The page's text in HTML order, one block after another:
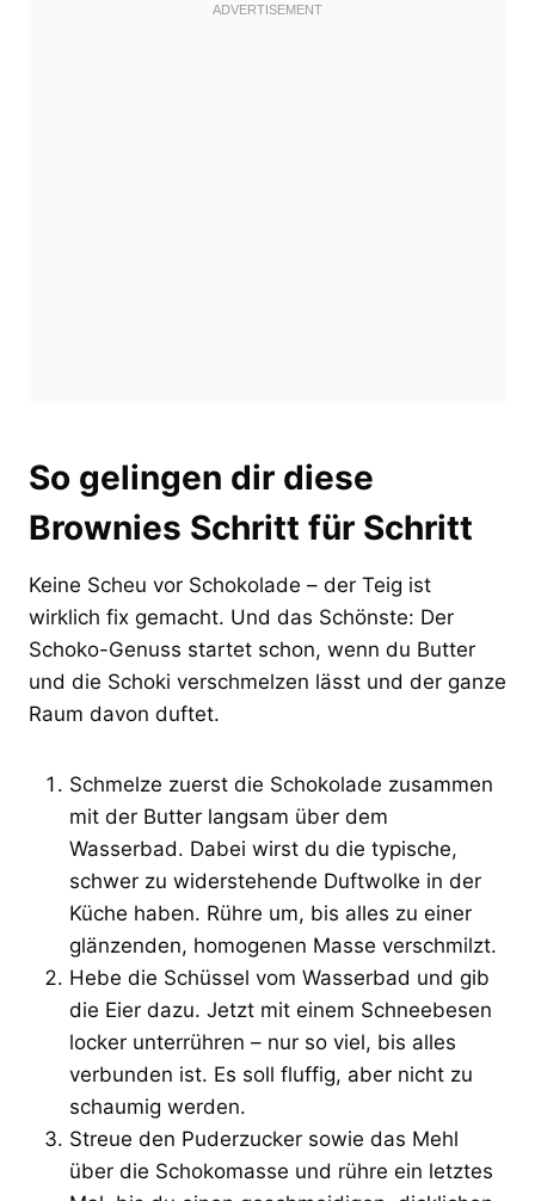
So gelingen dir diese
Brownies Schritt für Schritt
Keine Scheu vor Schokolade – der Teig ist
wirklich fix gemacht. Und das Schönste: Der
Schoko-Genuss startet schon, wenn du Butter
und die Schoki verschmelzen lässt und der ganze
Raum davon duftet.
Schmelze zuerst die Schokolade zusammen
mit der Butter langsam über dem
Wasserbad. Dabei wirst du die typische,
schwer zu widerstehende Duftwolke in der
Küche haben. Rühre um, bis alles zu einer
glänzenden, homogenen Masse verschmilzt.
Hebe die Schüssel vom Wasserbad und gib
die Eier dazu. Jetzt mit einem Schneebesen
locker unterrühren – nur so viel, bis alles
verbunden ist. Es soll fluffig, aber nicht zu
schaumig werden.
Streue den Puderzucker sowie das Mehl
über die Schokomasse und rühre ein letztes